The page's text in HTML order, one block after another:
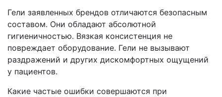
Гели заявленных брендов отличаются безопасным
составом. Они обладают абсолютной
гигиеничностью. Вязкая консистенция не
повреждает оборудование. Гели не вызывают
раздражений и других дискомфортных ощущений
у пациентов.
Какие частые ошибки совершаются при